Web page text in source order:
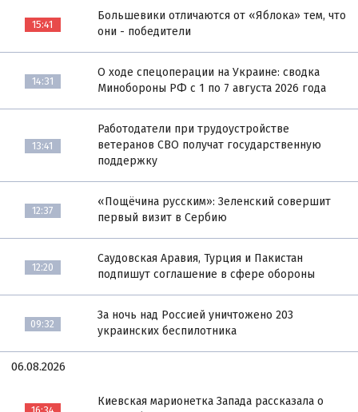
15:41
Большевики отличаются от «Яблока» тем, что
они - победители
14:31
О ходе спецоперации на Украине: сводка
Минобороны РФ с 1 по 7 августа 2026 года
13:41
Работодатели при трудоустройстве
ветеранов СВО получат государственную
поддержку
12:37
«Пощёчина русским»: Зеленский совершит
первый визит в Сербию
12:20
Саудовская Аравия, Турция и Пакистан
подпишут соглашение в сфере обороны
09:32
За ночь над Россией уничтожено 203
украинских беспилотника
06.08.2026
Киевская марионетка Запада рассказала о